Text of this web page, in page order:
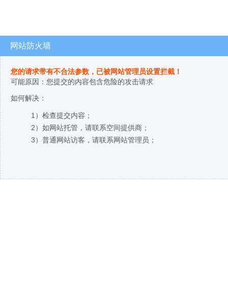
网站防火墙
您的请求带有不合法参数，已被网站管理员设置拦截！
可能原因：您提交的内容包含危险的攻击请求
如何解决：
1）检查提交内容；
2）如网站托管，请联系空间提供商；
3）普通网站访客，请联系网站管理员；